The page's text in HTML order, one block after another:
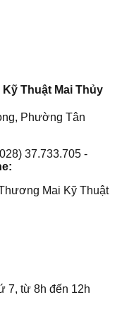
Thuật Mai Thủy
Phường Tân
37.733.705 -
Mai Kỹ Thuật
7, từ 8h đến 12h